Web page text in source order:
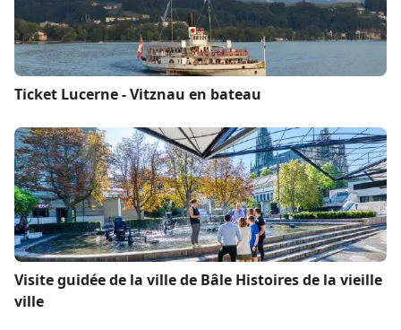
Ticket Lucerne - Vitznau en bateau
Visite guidée de la ville de Bâle Histoires de la vieille
ville